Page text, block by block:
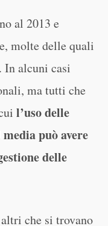
al 2013 e
molte delle quali
In alcuni casi
ma tutti che
l’uso delle
può avere
delle
che si trovano